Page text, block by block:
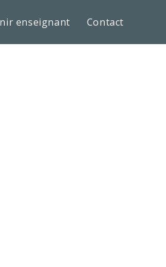
enseignant Contact